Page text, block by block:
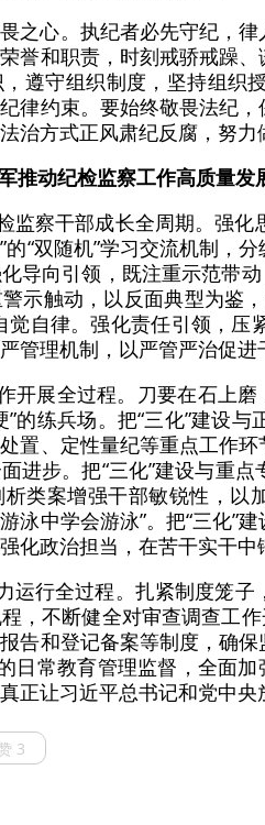
之心。执纪者必先守纪，
誉和职责，时刻戒骄戒躁
遵守组织制度，坚持组织
律约束。要始终敬畏法纪
治方式正风肃纪反腐，努力
推动纪检监察工作高质量发
监察干部成长全周期。强
的“双随机”学习交流机制，
导向引领，既注重示范带
示触动，以反面典型为鉴
觉自律。强化责任引领，压
管理机制，以严管严治促进
开展全过程。刀要在石上
”的练兵场。把“三化”建设
置、定性量纪等重点工作
进步。把“三化”建设与重
类案增强干部敏锐性，以
泳中学会游泳”。把“三化
化政治担当，在苦干实干中
运行全过程。扎紧制度笼
，不断健全对审查调查工
告和登记备案等制度，确
日常教育管理监督，全面
正让习近平总书记和党中央
3